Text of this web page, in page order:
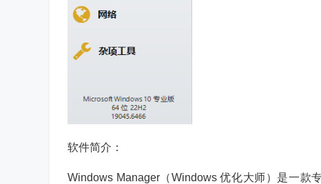
软件简介：
Windows Manager（Windows 优化大师）是一款